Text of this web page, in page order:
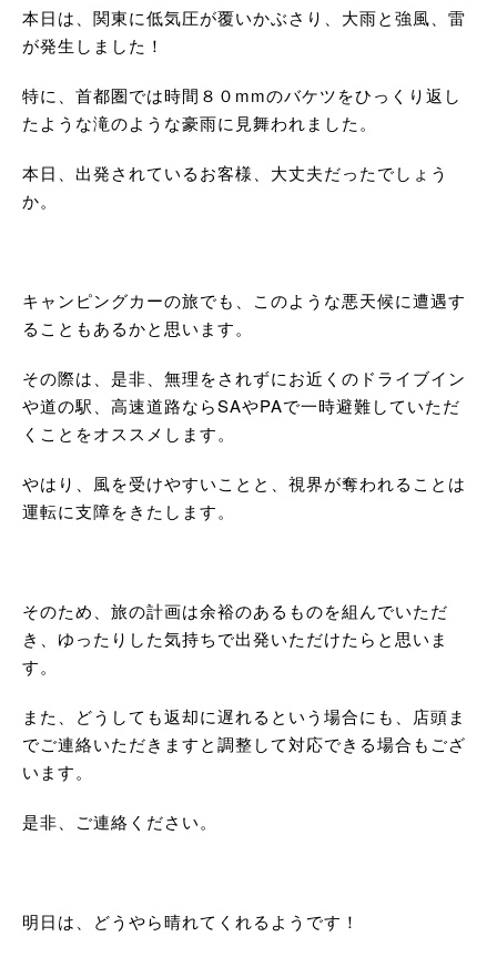
本日は、関東に低気圧が覆いかぶさり、大雨と強風、雷
が発生しました！
特に、首都圏では時間８０mmのバケツをひっくり返し
たような滝のような豪雨に見舞われました。
本日、出発されているお客様、大丈夫だったでしょう
か。
キャンピングカーの旅でも、このような悪天候に遭遇す
ることもあるかと思います。
その際は、是非、無理をされずにお近くのドライブイン
や道の駅、高速道路ならSAやPAで一時避難していただ
くことをオススメします。
やはり、風を受けやすいことと、視界が奪われることは
運転に支障をきたします。
そのため、旅の計画は余裕のあるものを組んでいただ
き、ゆったりした気持ちで出発いただけたらと思いま
す。
また、どうしても返却に遅れるという場合にも、店頭ま
でご連絡いただきますと調整して対応できる場合もござ
います。
是非、ご連絡ください。
明日は、どうやら晴れてくれるようです！